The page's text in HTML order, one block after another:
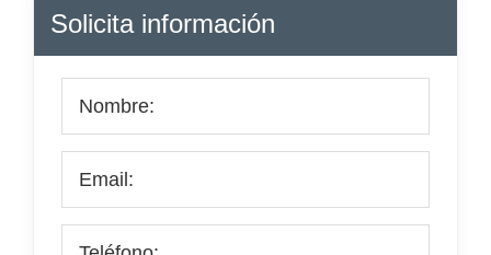
Barra
lateral
principal
Solicita información